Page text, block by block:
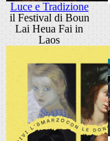
Luce e Tradizione
il Festival di Boun
Lai Heua Fai in
Laos